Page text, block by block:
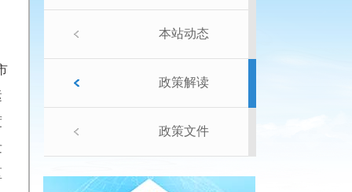
本站动态
政策解读
政策文件